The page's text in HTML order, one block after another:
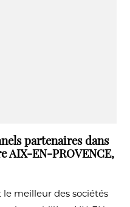
partenaires dans
AIX-EN-PROVENCE,
meilleur des sociétés